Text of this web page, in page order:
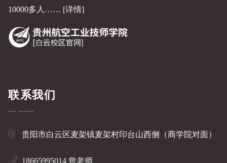
10000多人…… [详情]
联系我们
贵阳市白云区麦架镇麦架村印台山西侧（商学院对面）
18665995014 曾老师